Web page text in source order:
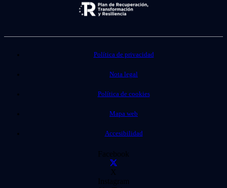
Política de privacidad
Nota legal
Política de cookies
Mapa web
Accesibilidad
Facebook
X
Instagram